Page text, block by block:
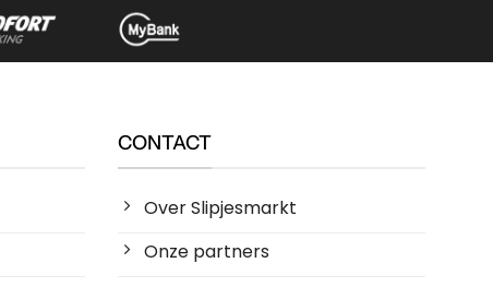
CONTACT
Over Slipjesmarkt
Onze partners